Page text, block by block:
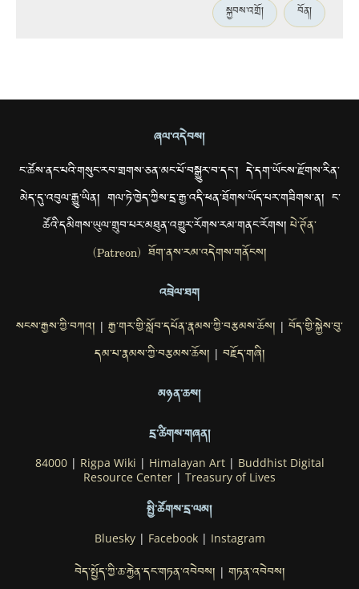
སྐྱབས་འགྲོ། བོན།
ཞལ་འདེབས།
ང་ཚོས་ནང་པའི་གསུང་རབ་གྲགས་ཅན་མང་པོ་བསྒྱུར་བ་དང་། དེ་དག་ཡོངས་རྫོགས་རིན་
མེད་དུ་འབུལ་རྒྱུ་ཡིན། གལ་ཏེ་ཁྱེད་ཀྱིས་དྲ་རྒྱ་འདི་ཕན་ཐོགས་ཡོད་པར་གཟིགས་ན། ང་
ཚོའི་དམིགས་ཡུལ་གྲུབ་པར་མཐུན་འགྱུར་རོགས་རམ་གནང་རོགས།པེ་ཊོན་
(Patreon) ཐོག་ནས་རམ་འདེགས་གནོངས།
འབྲེལ་ཐག
སངས་རྒྱས་ཀྱི་བཀའ། | རྒྱ་གར་གྱི་སློབ་དཔོན་རྣམས་ཀྱི་བརྩམས་ཆོས། | བོད་གྱི་སྐྱེས་བུ་
དམ་པ་རྣམས་ཀྱི་བརྩམས་ཆོས། | བརྗོད་གཞི།
མཉན་ཆས།
དྲ་ཚིགས་གཞན།
84000| Rigpa Wiki | Himalayan Art| Buddhist Digital
Resource Center | Treasury of Lives
སྤྱི་ཚོགས་དྲ་ལམ།
Bluesky| Facebook| Instagram
བེད་སྤྱོད་ཀྱི་ཆ་རྐྱེན་དང་གཏན་འབེབས། | གཏན་འབེབས།